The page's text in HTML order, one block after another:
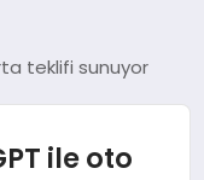
teklifi sunuyor
ile oto